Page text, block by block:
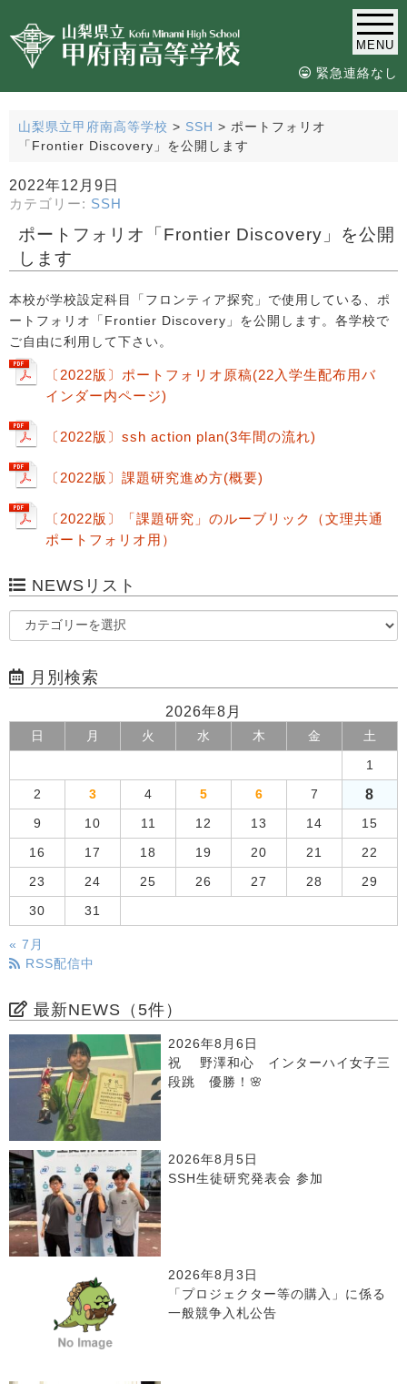
MENU
緊急連絡なし
山梨県立甲府南高等学校 > SSH > ポートフォリオ
「Frontier Discovery」を公開します
2022年12月9日
カテゴリー: SSH
ポートフォリオ「Frontier Discovery」を公開
します
本校が学校設定科目「フロンティア探究」で使用している、ポ
ートフォリオ「Frontier Discovery」を公開します。各学校で
ご自由に利用して下さい。
〔2022版〕ポートフォリオ原稿(22入学生配布用バ
インダー内ページ)
〔2022版〕ssh action plan(3年間の流れ)
〔2022版〕課題研究進め方(概要)
〔2022版〕「課題研究」のルーブリック（文理共通
ポートフォリオ用）
NEWSリスト
月別検索
2026年8月
日 月 火 水 木 金 土
1
2 3 4 5 6 7 8
9 10 11 12 13 14 15
16 17 18 19 20 21 22
23 24 25 26 27 28 29
30 31
« 7月
RSS配信中
最新NEWS（5件）
2026年8月6日
祝 野澤和心 インターハイ女子三
段跳 優勝！🌸
2026年8月5日
SSH生徒研究発表会 参加
2026年8月3日
「プロジェクター等の購入」に係る
一般競争入札公告